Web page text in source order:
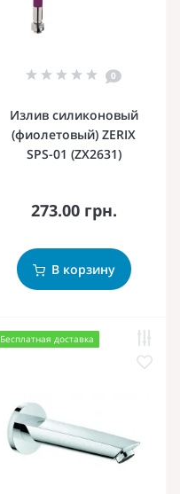
0
Излив силиконовый
(фиолетовый) ZERIX
SPS-01 (ZX2631)
273.00 грн.
В корзину
Бесплатная доставка